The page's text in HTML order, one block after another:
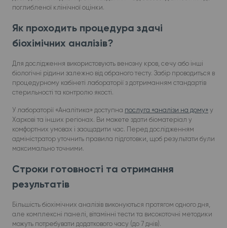
поглибленої клінічної оцінки.
Як проходить процедура здачі
біохімічних аналізів?
Для дослідження використовують венозну кров, сечу або інші
біологічні рідини залежно від обраного тесту. Забір проводиться в
процедурному кабінеті лабораторії з дотриманням стандартів
стерильності та контролю якості.
У лабораторії «Аналітика» доступна послуга «аналізи на дому» у
Харкові та інших регіонах. Ви можете здати біоматеріал у
комфортних умовах і заощадити час. Перед дослідженням
адміністратор уточнить правила підготовки, щоб результати були
максимально точними.
Строки готовності та отримання
результатів
Більшість біохімічних аналізів виконуються протягом одного дня,
але комплексні панелі, вітамінні тести та високоточні методики
можуть потребувати додаткового часу (до 7 днів).